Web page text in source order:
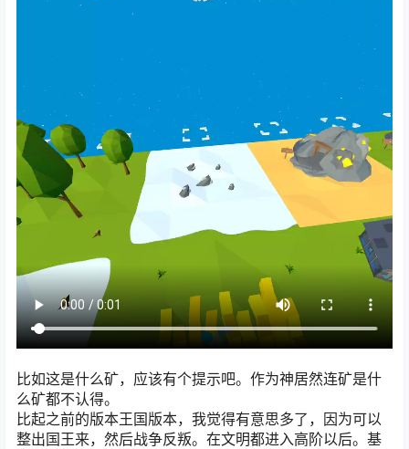
比如这是什么矿，应该有个提示吧。作为神居然连矿是什
么矿都不认得。
比起之前的版本王国版本，我觉得有意思多了，因为可以
整出国王来，然后战争反叛。在文明都进入高阶以后。基